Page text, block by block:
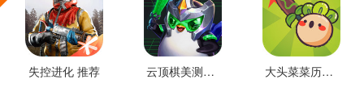
失控进化 推荐 云顶棋美测服 最新版 大头菜菜历险记 好玩的